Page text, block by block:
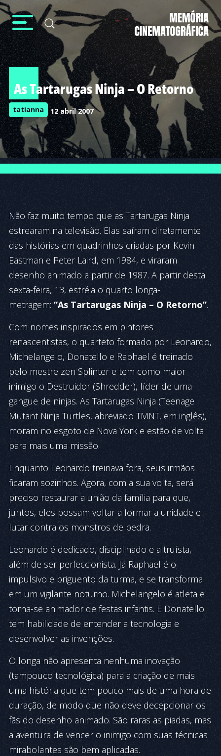
As Tartarugas Ninja – O Retorno
tatianna 12 abril 2007
Não faz muito tempo que as Tartarugas Ninja
estrearam na televisão. Elas saíram diretamente
das histórias em quadrinhos criadas por Kevin
Eastman e Peter Laird, em 1984, e viraram
desenho animado a partir de 1987. A partir desta
sexta-feira, 13, estréia o quarto longa-
metragem: “As Tartarugas Ninja – O Retorno”.
Com nomes inspirados em pintores
renascentistas, o quarteto formado por Leonardo,
Michelangelo, Donatello e Raphael é treinado
pelo mestre zen Splinter e tem como maior
inimigo o Destruidor (Shredder), líder de uma
gangue de ninjas. As Tartarugas Ninja (Teenage
Mutant Ninja Turtles, abreviado TMNT, em inglês),
moram no esgoto de Nova York e estão de volta
para mais uma missão.
Enquanto Leonardo treinava fora, seus irmãos
ficaram sozinhos. Agora, com a sua volta, será
preciso restaurar a união da família para que,
juntos, eles possam voltar a formar a unidade e
lutar contra os monstros de pedra.
Leonardo é dedicado, disciplinado e altruísta,
além de ser perfeccionista. Já Raphael é o
impulsivo e briguento da turma, e se transforma
em um vigilante noturno. Michelangelo é atleta e
torna-se animador de festas infantis. E Donatello
tem habilidade de entender a tecnologia e
desenvolver as invenções.
O longa não apresenta nenhuma inovação
(tampouco tecnológica) para a criação de mais
uma história que tem pouco mais de uma hora de
duração, de modo que não deve decepcionar os
fãs do desenho animado. São raras as piadas, mas
a aventura de vencer o inimigo com suas técnicas
mirabolantes são bem aplicadas.